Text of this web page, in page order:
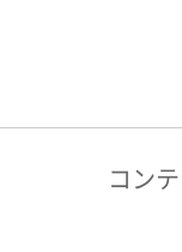
コン